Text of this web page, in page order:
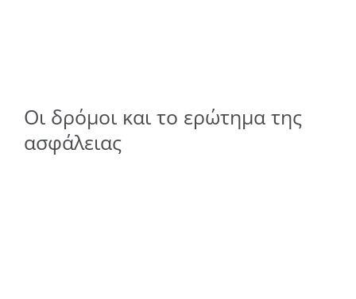
Οι δρόμοι και το ερώτημα της
ασφάλειας